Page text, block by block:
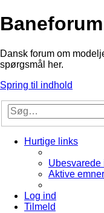
Dansk forum om
spørgsmål her.
Spring til indhold
Hurtige links
Aktive emner
Log ind
Tilmeld